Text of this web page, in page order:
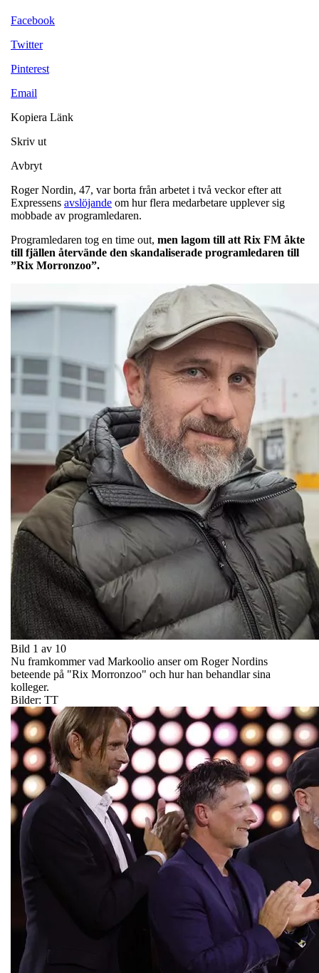
Facebook
Twitter
Pinterest
Email
Kopiera Länk
Skriv ut
Avbryt
Roger Nordin, 47, var borta från arbetet i två veckor efter att
Expressens avslöjande om hur flera medarbetare upplever sig
mobbade av programledaren.
Programledaren tog en time out, men lagom till att Rix FM åkte
till fjällen återvände den skandaliserade programledaren till
”Rix Morronzoo”.
Bild 1 av 10
Nu framkommer vad Markoolio anser om Roger Nordins
beteende på "Rix Morronzoo" och hur han behandlar sina
kolleger.
Bilder: TT